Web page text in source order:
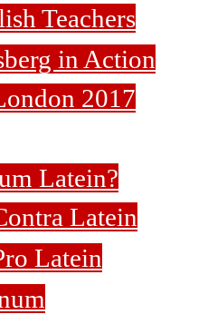
Teachers
in Action
2017
Latein?
Latein
Latein